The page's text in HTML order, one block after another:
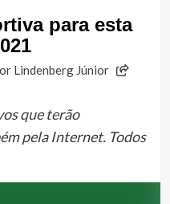
para esta
Lindenberg Júnior
que terão
pela Internet. Todos